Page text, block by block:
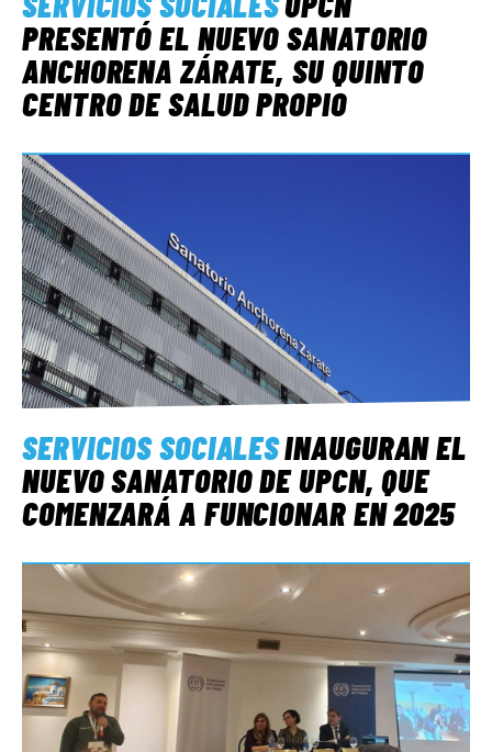
PRESENTÓ EL NUEVO SANATORIO
ANCHORENA ZÁRATE, SU QUINTO
CENTRO DE SALUD PROPIO
SERVICIOS SOCIALESINAUGURAN EL
NUEVO SANATORIO DE UPCN, QUE
COMENZARÁ A FUNCIONAR EN 2025